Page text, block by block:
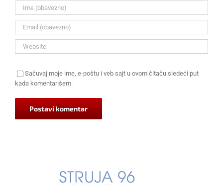
Sačuvaj moje ime, e-poštu i veb sajt u ovom čitaču sledeći put
kada komentarišem.